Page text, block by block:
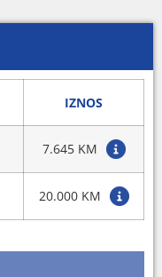
IZNOS
7.645 KM
20.000 KM